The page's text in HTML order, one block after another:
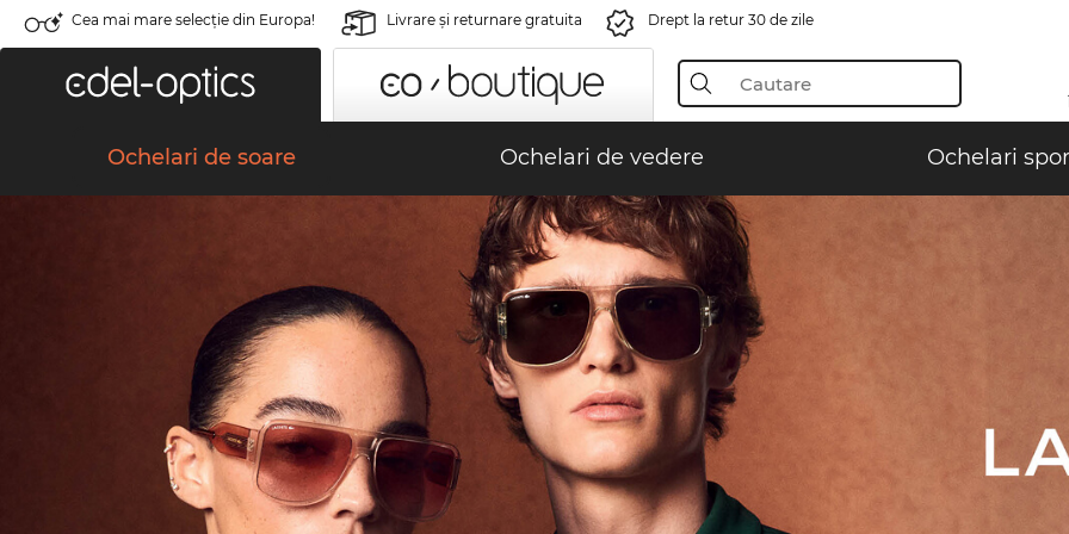
Cea mai mare selecție din Europa! Livrare şi returnare gratuita Drept la retur 30 de zile
Ochelari de soare Ochelari de vedere Ochelari